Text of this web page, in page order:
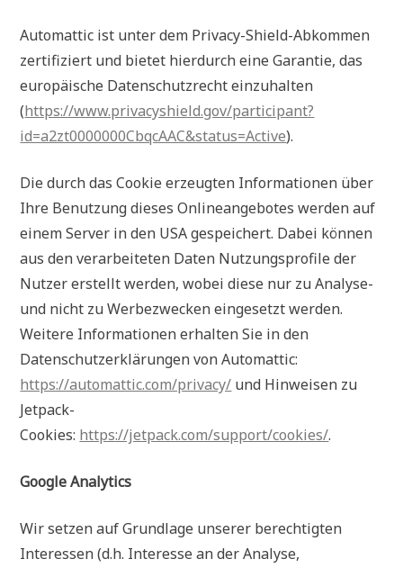
Automattic ist unter dem Privacy-Shield-Abkommen
zertifiziert und bietet hierdurch eine Garantie, das
europäische Datenschutzrecht einzuhalten
(https://www.privacyshield.gov/participant?
id=a2zt0000000CbqcAAC&status=Active).
Die durch das Cookie erzeugten Informationen über
Ihre Benutzung dieses Onlineangebotes werden auf
einem Server in den USA gespeichert. Dabei können
aus den verarbeiteten Daten Nutzungsprofile der
Nutzer erstellt werden, wobei diese nur zu Analyse-
und nicht zu Werbezwecken eingesetzt werden.
Weitere Informationen erhalten Sie in den
Datenschutzerklärungen von Automattic:
https://automattic.com/privacy/ und Hinweisen zu
Jetpack-
Cookies: https://jetpack.com/support/cookies/.
Google Analytics
Wir setzen auf Grundlage unserer berechtigten
Interessen (d.h. Interesse an der Analyse,